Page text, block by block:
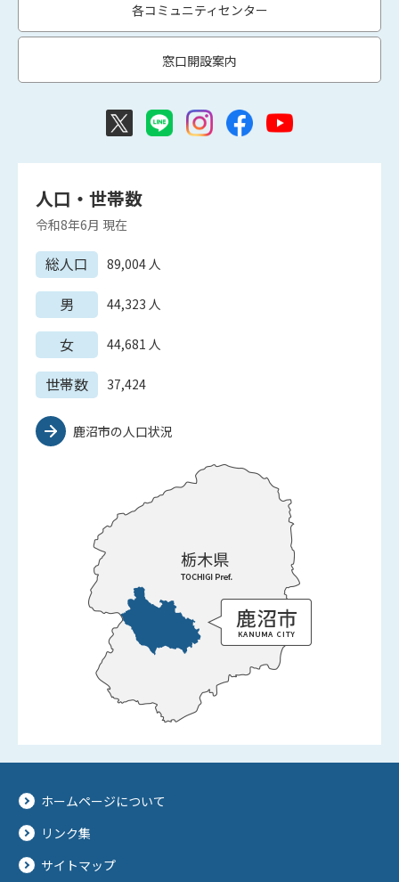
各コミュニティセンター
窓口開設案内
人口・世帯数
令和8年6月 現在
総人口 89,004人
男 44,323 人
女 44,681 人
世帯数 37,424
鹿沼市の人口状況
ホームページについて
リンク集
サイトマップ